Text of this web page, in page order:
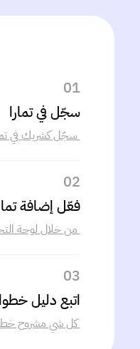
سجّل في تمارا
سجّل كشريك في تمارا
فعّل إضافة
من خلال لوحة
اتبع دليل خطوات
كل شي مشروح خطوة